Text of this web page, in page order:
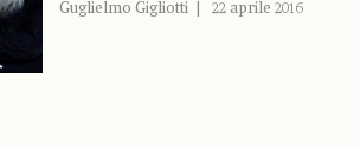
Guglielmo Gigliotti 22 aprile 2016